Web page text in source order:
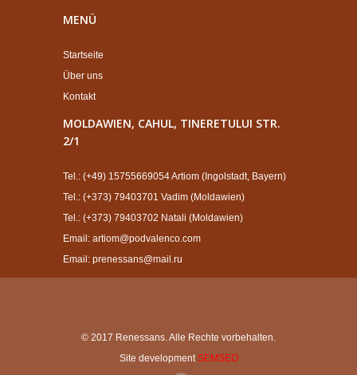
MENÜ
Startseite
Über uns
Kontakt
MOLDAWIEN, CAHUL, TINERETULUI STR.
2/1
Tel.: (+49) 15755669054 Artiom (Ingolstadt, Bayern)
Tel.: (+373) 79403701 Vadim (Moldawien)
Tel.: (+373) 79403702 Natali (Moldawien)
Email: artiom@podvalenco.com
Email: prenessans@mail.ru
© 2017 Renessans. Alle Rechte vorbehalten.
Site development SEMSEO